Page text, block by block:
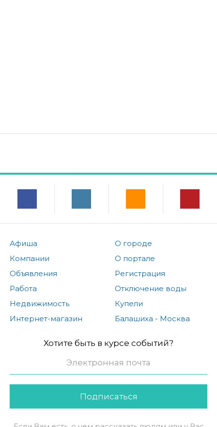
Афиша
Компании
Объявления
Работа
Недвижимость
Интернет-магазин
О городе
О портале
Регистрация
Отключение воды
Купели
Балашиха - Москва
Хотите быть в курсе событий?
Подписаться